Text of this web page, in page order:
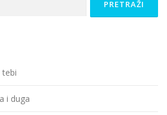
tebi
i duga